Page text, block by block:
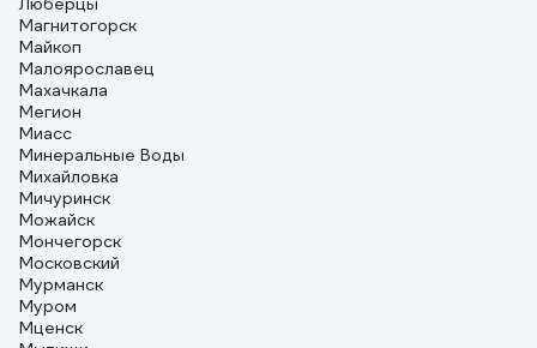
Магнитогорск
Майкоп
Малоярославец
Махачкала
Мегион
Миасс
Минеральные Воды
Михайловка
Мичуринск
Можайск
Мончегорск
Московский
Мурманск
Муром
Мценск